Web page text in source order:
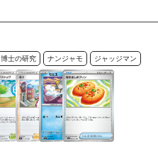
博士の研究 ナンジャモ ジャッジマン